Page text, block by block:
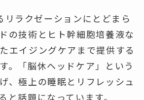
ラクゼーションにとどまら
の技術とヒト幹細胞培養液な
エイジングケアまで提供する
。「脳休ヘッドケア」という
、極上の睡眠とリフレッシュ
と話題になっています。